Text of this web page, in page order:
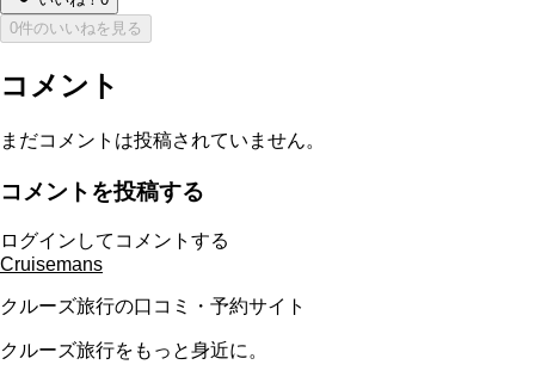
0件のいいねを見る
コメント
まだコメントは投稿されていません。
コメントを投稿する
ログインしてコメントする
Cruisemans
クルーズ旅行の口コミ・予約サイト
クルーズ旅行をもっと身近に。